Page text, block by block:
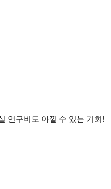
연구비도 아낄 수 있는 기회!